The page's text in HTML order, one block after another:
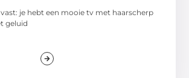
je hebt een mooie tv met haarscherp
geluid